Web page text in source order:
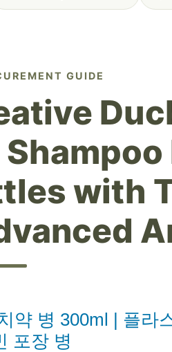
GUIDE
with
약 병 300ml | 플라
포장 병